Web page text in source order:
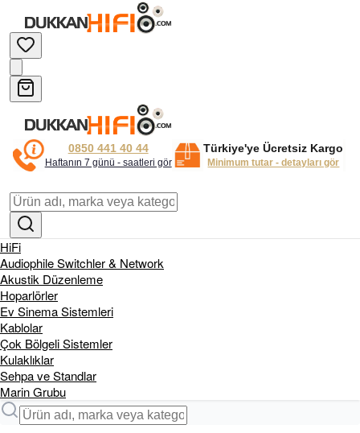
0850 441 40 44
Haftanın 7 günü - saatleri gör
Türkiye'ye Ücretsiz Kargo
Minimum tutar - detayları gör
HiFi
Audiophile Switchler & Network
Akustik Düzenleme
Hoparlörler
Ev Sinema Sistemleri
Kablolar
Çok Bölgeli Sistemler
Kulaklıklar
Sehpa ve Standlar
Marin Grubu